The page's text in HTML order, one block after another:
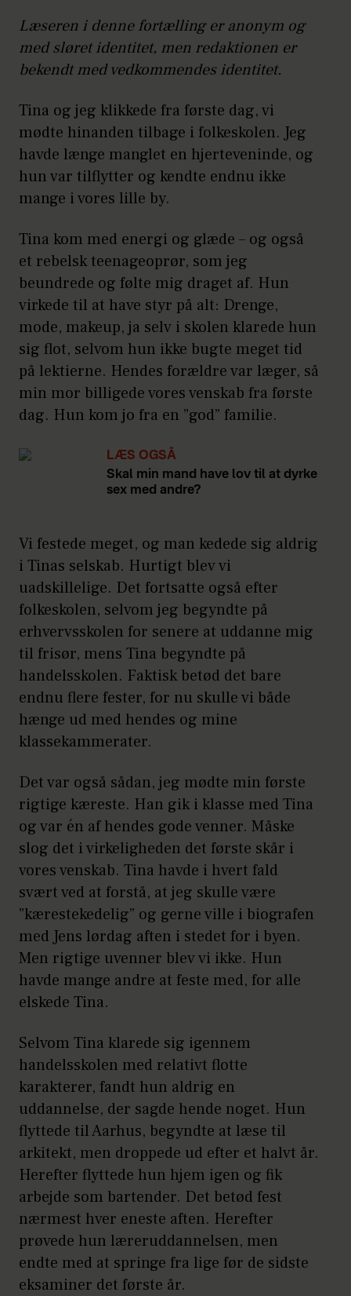
Læseren i denne fortælling er anonym og
med sløret identitet, men redaktionen er
bekendt med vedkommendes identitet.
Tina og jeg klikkede fra første dag, vi
mødte hinanden tilbage i folkeskolen. Jeg
havde længe manglet en hjerteveninde, og
hun var tilflytter og kendte endnu ikke
mange i vores lille by.
Tina kom med energi og glæde – og også
et rebelsk teenageoprør, som jeg
beundrede og følte mig draget af. Hun
virkede til at have styr på alt: Drenge,
mode, makeup, ja selv i skolen klarede hun
sig flot, selvom hun ikke bugte meget tid
på lektierne. Hendes forældre var læger, så
min mor billigede vores venskab fra første
dag. Hun kom jo fra en ”god” familie.
LÆS OGSÅ
Skal min mand have lov til at dyrke
sex med andre?
Vi festede meget, og man kedede sig aldrig
i Tinas selskab. Hurtigt blev vi
uadskillelige. Det fortsatte også efter
folkeskolen, selvom jeg begyndte på
erhvervsskolen for senere at uddanne mig
til frisør, mens Tina begyndte på
handelsskolen. Faktisk betød det bare
endnu flere fester, for nu skulle vi både
hænge ud med hendes og mine
klassekammerater.
Det var også sådan, jeg mødte min første
rigtige kæreste. Han gik i klasse med Tina
og var én af hendes gode venner. Måske
slog det i virkeligheden det første skår i
vores venskab. Tina havde i hvert fald
svært ved at forstå, at jeg skulle være
”kærestekedelig” og gerne ville i biografen
med Jens lørdag aften i stedet for i byen.
Men rigtige uvenner blev vi ikke. Hun
havde mange andre at feste med, for alle
elskede Tina.
Selvom Tina klarede sig igennem
handelsskolen med relativt flotte
karakterer, fandt hun aldrig en
uddannelse, der sagde hende noget. Hun
flyttede til Aarhus, begyndte at læse til
arkitekt, men droppede ud efter et halvt år.
Herefter flyttede hun hjem igen og fik
arbejde som bartender. Det betød fest
nærmest hver eneste aften. Herefter
prøvede hun læreruddannelsen, men
endte med at springe fra lige før de sidste
eksaminer det første år.